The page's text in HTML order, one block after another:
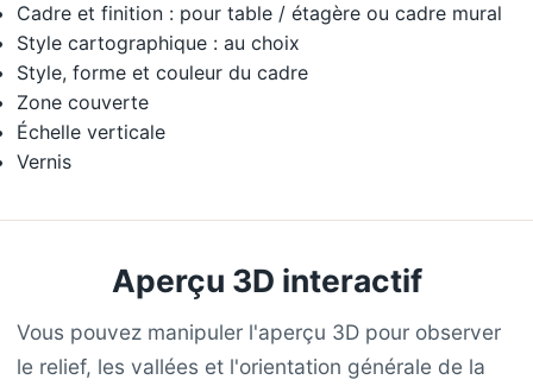
Cadre et finition : pour table / étagère ou cadre mural
Style cartographique : au choix
Style, forme et couleur du cadre
Zone couverte
Échelle verticale
Vernis
Aperçu 3D interactif
Vous pouvez manipuler l'aperçu 3D pour observer
le relief, les vallées et l'orientation générale de la